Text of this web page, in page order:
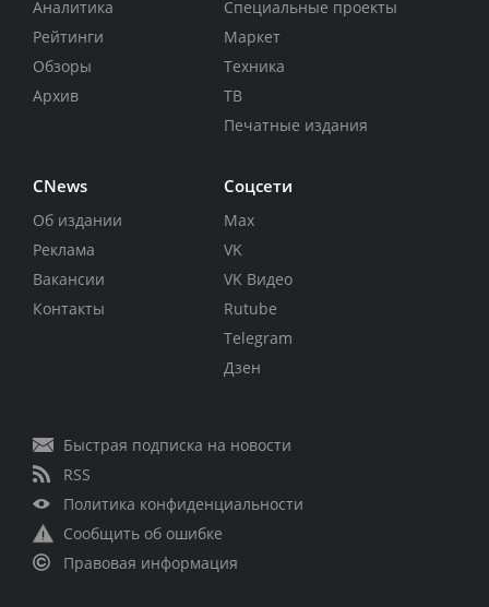
Аналитика
Рейтинги
Обзоры
Архив
Специальные проекты
Маркет
Техника
ТВ
Печатные издания
CNews
Об издании
Реклама
Вакансии
Контакты
Соцсети
Max
VK
VK Видео
Rutube
Telegram
Дзен
Быстрая подписка на новости
RSS
Политика конфиденциальности
Сообщить об ошибке
Правовая информация